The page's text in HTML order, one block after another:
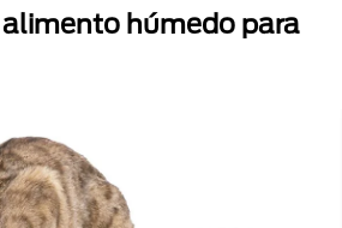
húmedo para